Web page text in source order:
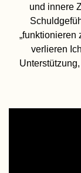
und innere
„funktionieren
verlieren